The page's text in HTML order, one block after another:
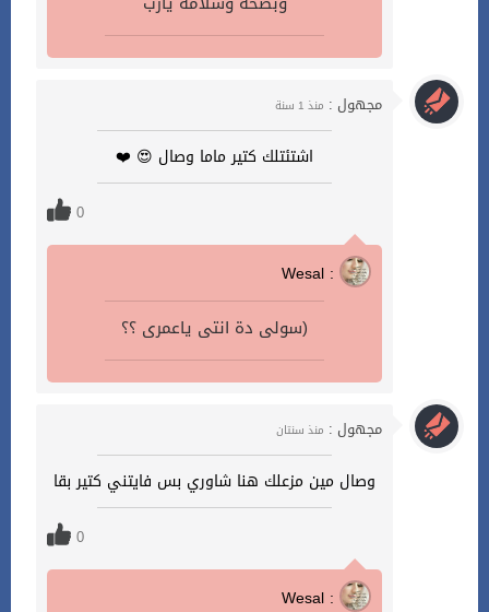
مجهول : منذ 1 سنة
اشتئتلك كتير ماما وصال 😍 ❤️
0
Wesal :
سولى دة انتى ياعمرى ؟؟)
مجهول : منذ سنتان
وصال مين مزعلك هنا شاوري بس فايتني كتير بقا
0
Wesal :